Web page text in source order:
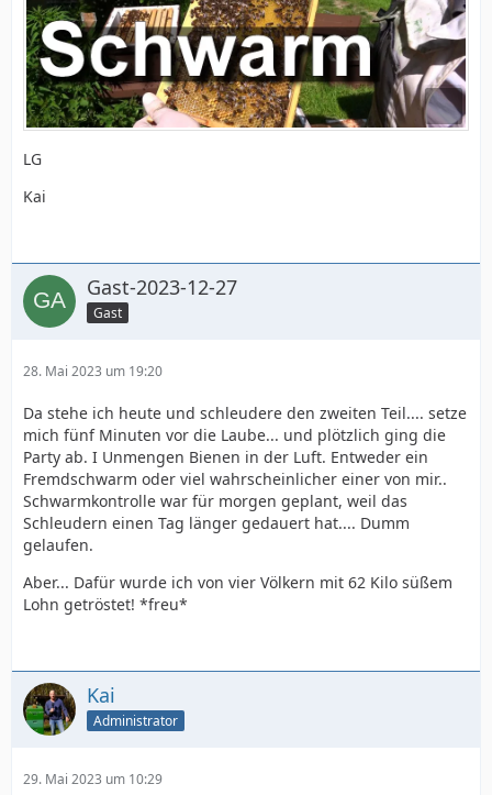
LG
Kai
Gast-2023-12-27
Gast
28. Mai 2023 um 19:20
Da stehe ich heute und schleudere den zweiten Teil.... setze
mich fünf Minuten vor die Laube... und plötzlich ging die
Party ab. I Unmengen Bienen in der Luft. Entweder ein
Fremdschwarm oder viel wahrscheinlicher einer von mir..
Schwarmkontrolle war für morgen geplant, weil das
Schleudern einen Tag länger gedauert hat.... Dumm
gelaufen.
Aber... Dafür wurde ich von vier Völkern mit 62 Kilo süßem
Lohn getröstet! *freu*
Kai
Administrator
29. Mai 2023 um 10:29